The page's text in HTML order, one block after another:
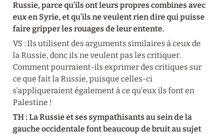
Russie, parce qu’ils ont leurs propres combines avec
eux en Syrie, et qu’ils ne veulent rien dire qui puisse
faire gripper les rouages de leur entente.
VS : Ils utilisent des arguments similaires à ceux de
la Russie, donc ils ne veulent pas les critiquer.
Comment pourraient-ils exprimer des critiques sur
ce que fait la Russie, puisque celles-ci
s’appliqueraient également à ce qu’eux ils font en
Palestine !
TH : La Russie et ses sympathisants au sein de la
gauche occidentale font beaucoup de bruit au sujet